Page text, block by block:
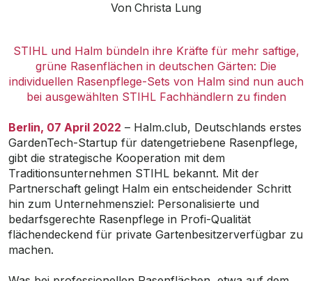
Von Christa Lung
STIHL und Halm bündeln ihre Kräfte für mehr saftige,
grüne Rasenflächen in deutschen Gärten: Die
individuellen Rasenpflege-Sets von Halm sind nun auch
bei ausgewählten STIHL Fachhändlern zu finden
Berlin, 07 April 2022 – Halm.club, Deutschlands erstes
GardenTech-Startup für datengetriebene Rasenpflege,
gibt die strategische Kooperation mit dem
Traditionsunternehmen STIHL bekannt. Mit der
Partnerschaft gelingt Halm ein entscheidender Schritt
hin zum Unternehmensziel: Personalisierte und
bedarfsgerechte Rasenpflege in Profi-Qualität
flächendeckend für private Gartenbesitzerverfügbar zu
machen.